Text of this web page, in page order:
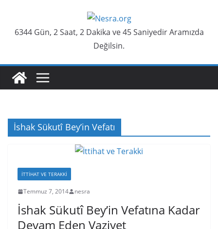
content6344 Gün, 2 Saat, 2 Dakika ve 45 Saniyedir Aramızda
Değilsin.
İshak Sükutî Bey’in Vefatı
İTTIHAT VE TERAKKI
Temmuz 7, 2014 nesra
İshak Sükutî Bey’in Vefatına Kadar
Devam Eden Vaziyet